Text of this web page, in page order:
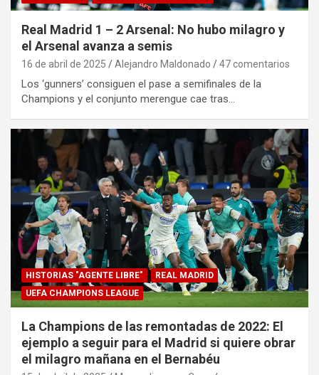
Real Madrid 1 – 2 Arsenal: No hubo milagro y
el Arsenal avanza a semis
16 de abril de 2025 Alejandro Maldonado 47 comentarios
Los ‘gunners’ consiguen el pase a semifinales de la
Champions y el conjunto merengue cae tras…
HISTORIAS "AGENTE LIBRE"
REAL MADRID
UEFA CHAMPIONS LEAGUE
La Champions de las remontadas de 2022: El
ejemplo a seguir para el Madrid si quiere obrar
el milagro mañana en el Bernabéu